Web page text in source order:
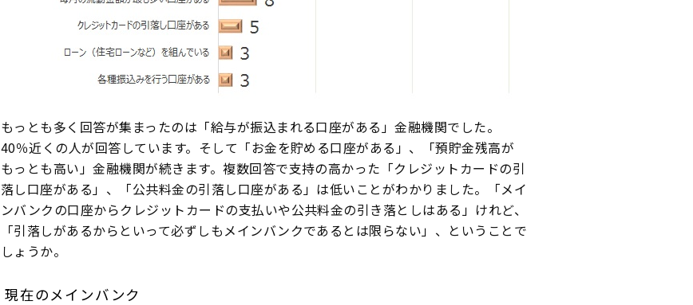
もっとも多く回答が集まったのは「給与が振込まれる口座がある」金融機関でした。
40％近くの人が回答しています。そして「お金を貯める口座がある」、「預貯金残高が
もっとも高い」金融機関が続きます。複数回答で支持の高かった「クレジットカードの引
落し口座がある」、「公共料金の引落し口座がある」は低いことがわかりました。「メイ
ンバンクの口座からクレジットカードの支払いや公共料金の引き落としはある」けれど、
「引落しがあるからといって必ずしもメインバンクであるとは限らない」、ということで
しょうか。
現在のメインバンク